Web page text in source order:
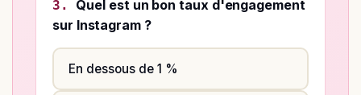
3.
Quel est un bon taux d'engagement
sur Instagram ?
En dessous de 1 %